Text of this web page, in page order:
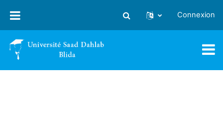
Activer/désactiver la saisie
Connexion